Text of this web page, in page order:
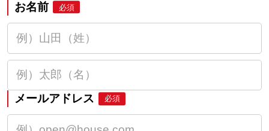
お名前 必須
メールアドレス 必須